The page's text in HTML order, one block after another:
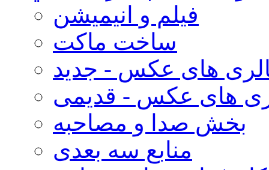
فیلم و انیمیشن
ساخت ماکت
های عکس - جدید
های عکس - قدیمی
بخش صدا و مصاحبه
منابع سه بعدی